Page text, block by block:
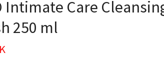
Intimate Care
250 ml